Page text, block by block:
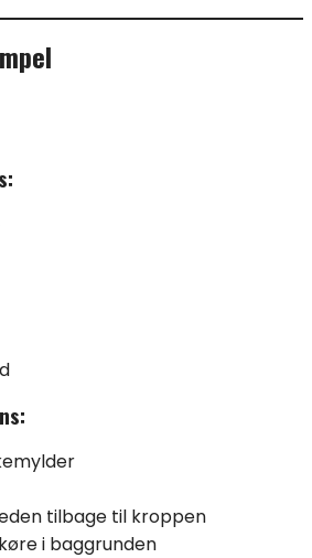
tilbage til kroppen
i baggrunden